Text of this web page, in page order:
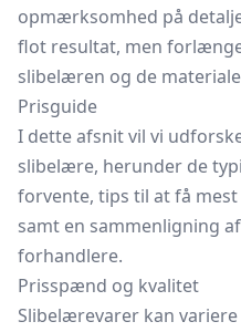
opmærksomhed på
flot resultat, men
slibelæren og de
Prisguide
I dette afsnit vil vi
slibelære, herunder de
forvente, tips til at få
samt en sammenligning
forhandlere.
Prisspænd og kvalitet
Slibelærevarer kan